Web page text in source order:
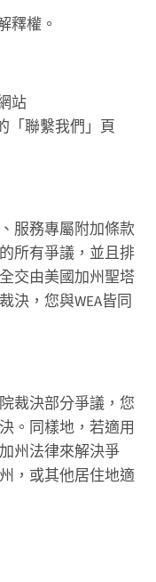
釋權。
站
「聯繫我們」頁
服務專屬附加條款
所有爭議，並且排
交由美國加州聖塔
決，您與WEA皆同
裁決部分爭議，您
。同樣地，若適用
州法律來解決爭
，或其他居住地適